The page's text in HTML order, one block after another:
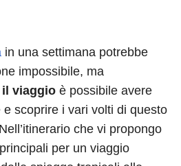
in una settimana potrebbe
impossibile, ma
il viaggio è possibile avere
scoprire i vari volti di questo
che vi propongo
per un viaggio